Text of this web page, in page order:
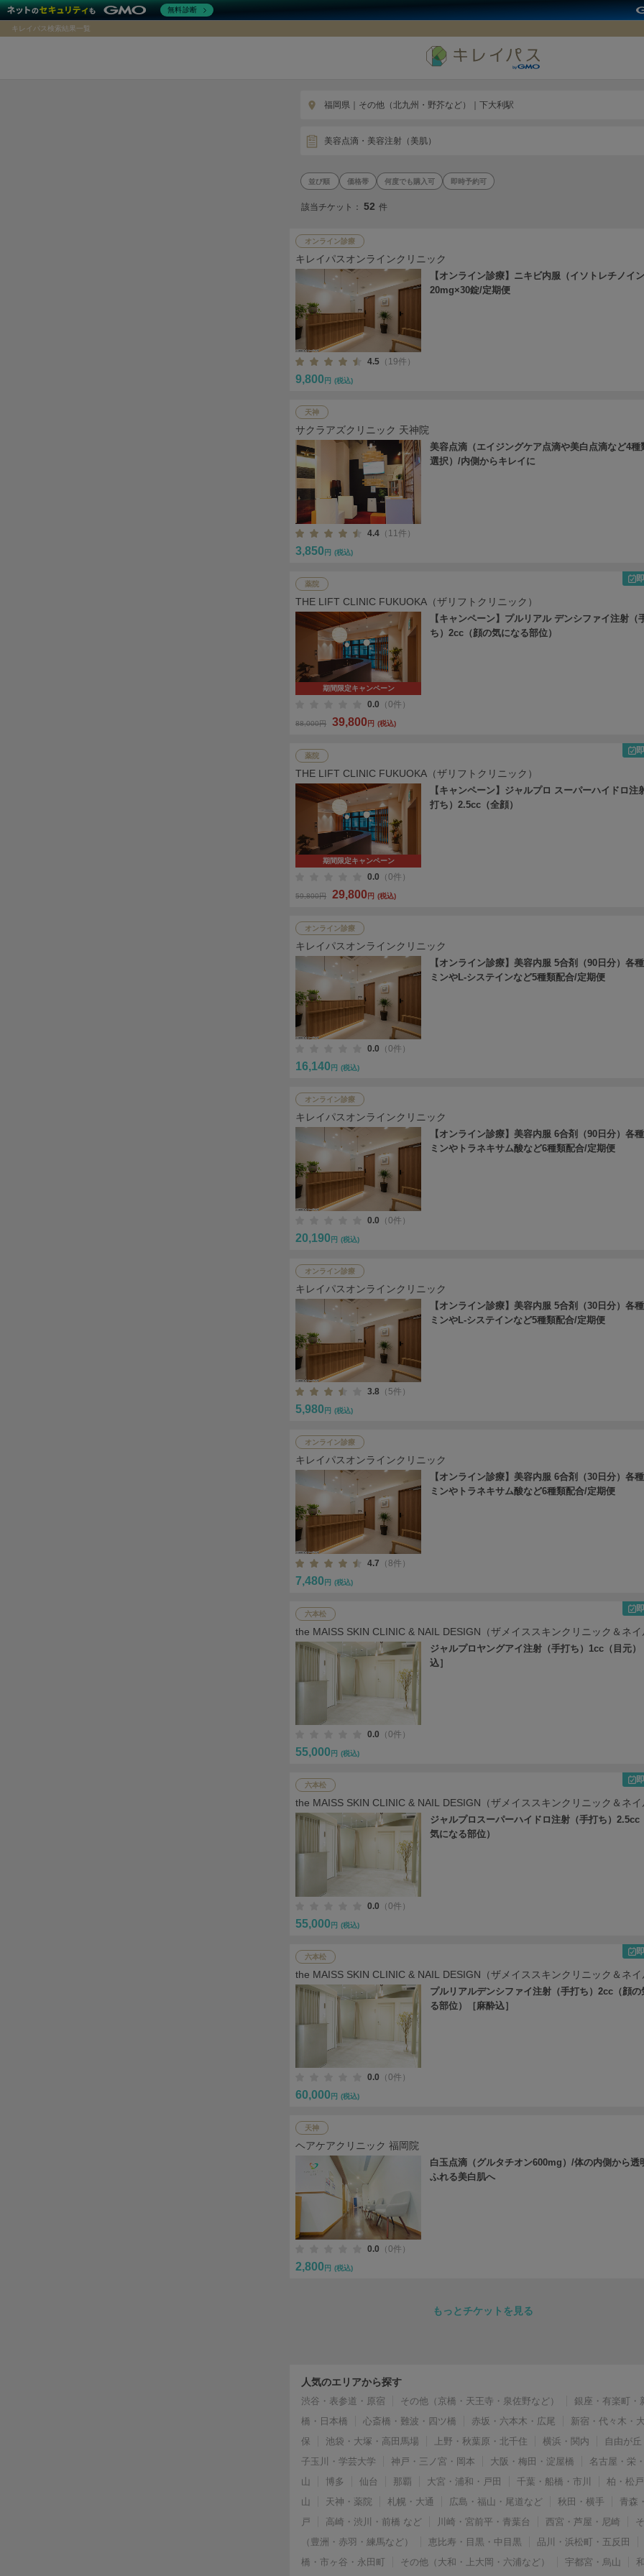
キレイパス検索結果一覧
福岡県｜その他（北九州・野芥など）｜下大利駅
美容点滴・美容注射（美肌）
価格帯 何度でも購入可 即時予約可
該当チケット：52 件
オンライン診療
キレイパスオンラインクリニック
【オンライン診療】ニキビ内服（イソトレチノイ
20mg×30錠/定期便
4.5 （19件）
9,800 円 (税込)
天神
サクラアズクリニック 天神院
美容点滴（エイジングケア点滴や美白点滴など4種
選択）/内側からキレイに
4.4 （11件）
3,850 円 (税込)
薬院
THE LIFT CLINIC FUKUOKA（ザリフトクリニック）
期間限定キャンペーン
【キャンペーン】プルリアル デンシファイ注射（
ち）2cc（顔の気になる部位）
0.0 （0件）
88,000円 39,800円 (税込)
薬院
THE LIFT CLINIC FUKUOKA（ザリフトクリニック）
期間限定キャンペーン
【キャンペーン】ジャルプロ スーパーハイドロ注
打ち）2.5cc（全顔）
0.0 （0件）
59,800円 29,800円 (税込)
オンライン診療
キレイパスオンラインクリニック
【オンライン診療】美容内服 5合剤（90日分）各
ミンやL-システインなど5種類配合/定期便
0.0 （0件）
16,140 円 (税込)
オンライン診療
キレイパスオンラインクリニック
【オンライン診療】美容内服 6合剤（90日分）各
ミンやトラネキサム酸など6種類配合/定期便
0.0 （0件）
20,190 円 (税込)
オンライン診療
キレイパスオンラインクリニック
【オンライン診療】美容内服 5合剤（30日分）各
ミンやL-システインなど5種類配合/定期便
3.8 （5件）
5,980 円 (税込)
オンライン診療
キレイパスオンラインクリニック
【オンライン診療】美容内服 6合剤（30日分）各
ミンやトラネキサム酸など6種類配合/定期便
4.7 （8件）
7,480 円 (税込)
六本松
the MAISS SKIN CLINIC & NAIL DESIGN（ザメイススキンクリニック＆ネ
ザイン）
ジャルプロヤングアイ注射（手打ち）1cc（目元）
込］
0.0 （0件）
55,000 円 (税込)
六本松
the MAISS SKIN CLINIC & NAIL DESIGN（ザメイススキンクリニック＆ネ
ザイン）
ジャルプロスーパーハイドロ注射（手打ち）2.5cc
気になる部位）
0.0 （0件）
55,000 円 (税込)
六本松
the MAISS SKIN CLINIC & NAIL DESIGN（ザメイススキンクリニック＆ネ
ザイン）
プルリアルデンシファイ注射（手打ち）2cc（顔の
る部位）［麻酔込］
0.0 （0件）
60,000 円 (税込)
天神
ヘアケアクリニック 福岡院
白玉点滴（グルタチオン600mg）/体の内側から透
ふれる美白肌へ
0.0 （0件）
2,800 円 (税込)
もっとチケットを見る
人気のエリアから探す
渋谷・表参道・原宿 その他（京橋・天王寺・泉佐野など）
銀座・有楽町・
橋・日本橋
心斎橋・難波・四ツ橋 赤坂・六本木・広尾
新宿・代々木・
保
池袋・大塚・高田馬場 上野・秋葉原・北千住 横浜・関内
自由が
子玉川・学芸大学
神戸・三ノ宮・岡本 大阪・梅田・淀屋橋
名古屋・栄
山
博多 仙台 那覇 大宮・浦和・戸田 千葉・船橋・市川
柏・松
山
天神・薬院 札幌・大通 広島・福山・尾道など 秋田・横手
青森
戸
高崎・渋川・前橋 など 川崎・宮前平・青葉台 西宮・芦屋・尼崎
（豊洲・赤羽・練馬など）
恵比寿・目黒・中目黒
品川・浜松町・五反田
橋・市ヶ谷・永田町
その他（大和・上大岡・六浦など） 宇都宮・烏山
無料診断